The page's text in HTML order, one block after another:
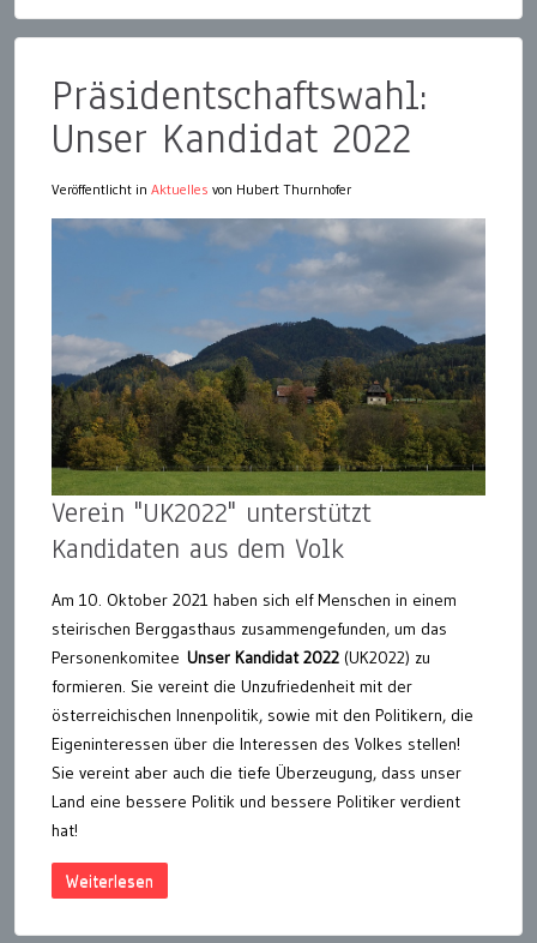
Präsidentschaftswahl:
Unser Kandidat 2022
Veröffentlicht in Aktuelles von Hubert Thurnhofer
Verein "UK2022" unterstützt
Kandidaten aus dem Volk
Am 10. Oktober 2021 haben sich elf Menschen in einem
steirischen Berggasthaus zusammengefunden, um das
Personenkomitee Unser Kandidat 2022 (UK2022) zu
formieren. Sie vereint die Unzufriedenheit mit der
österreichischen Innenpolitik, sowie mit den Politikern, die
Eigeninteressen über die Interessen des Volkes stellen!
Sie vereint aber auch die tiefe Überzeugung, dass unser
Land eine bessere Politik und bessere Politiker verdient
hat!
Weiterlesen